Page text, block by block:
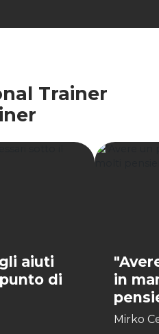
Trainer
aiuti
di
in
Mirko